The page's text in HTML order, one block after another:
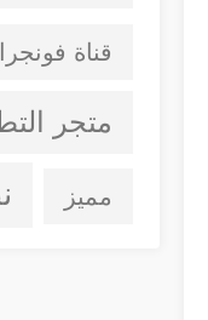
قناة
متجر
مميز